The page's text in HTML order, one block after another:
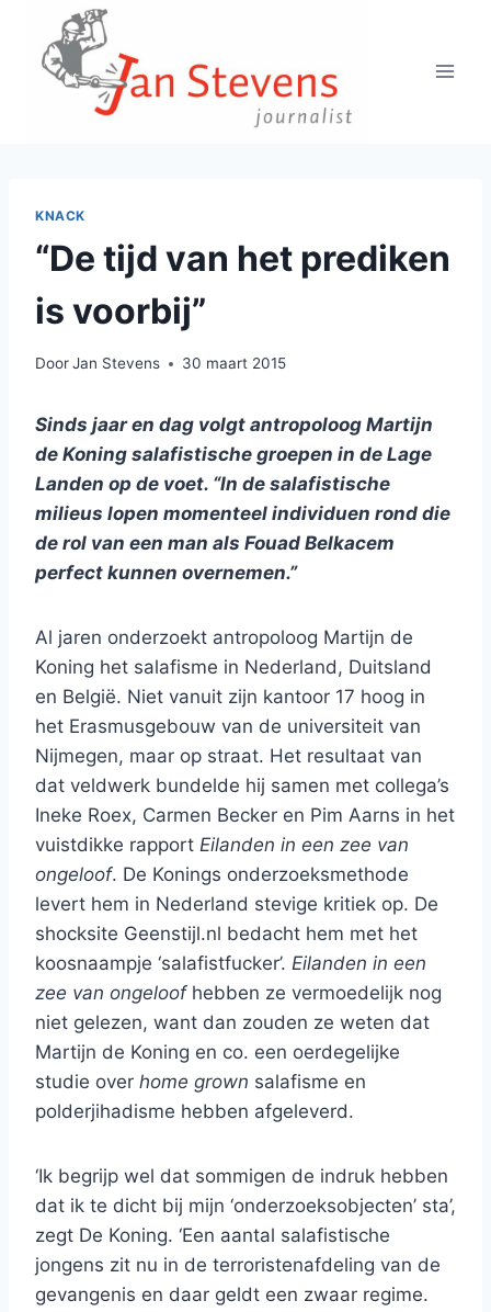
Doorgaan
inhoud
KNACK
“De tijd van het prediken
is voorbij”
DoorJan Stevens 30 maart 2015
Sinds jaar en dag volgt antropoloog Martijn
de Koning salafistische groepen in de Lage
Landen op de voet. “In de salafistische
milieus lopen momenteel individuen rond die
de rol van een man als Fouad Belkacem
perfect kunnen overnemen.”
Al jaren onderzoekt antropoloog Martijn de
Koning het salafisme in Nederland, Duitsland
en België. Niet vanuit zijn kantoor 17 hoog in
het Erasmusgebouw van de universiteit van
Nijmegen, maar op straat. Het resultaat van
dat veldwerk bundelde hij samen met collega’s
Ineke Roex, Carmen Becker en Pim Aarns in het
vuistdikke rapport Eilanden in een zee van
ongeloof. De Konings onderzoeksmethode
levert hem in Nederland stevige kritiek op. De
shocksite Geenstijl.nl bedacht hem met het
koosnaampje ‘salafistfucker’. Eilanden in een
zee van ongeloofhebben ze vermoedelijk nog
niet gelezen, want dan zouden ze weten dat
Martijn de Koning en co. een oerdegelijke
studie over home grown salafisme en
polderjihadisme hebben afgeleverd.
‘Ik begrijp wel dat sommigen de indruk hebben
dat ik te dicht bij mijn ‘onderzoeksobjecten’ sta’,
zegt De Koning. ‘Een aantal salafistische
jongens zit nu in de terroristenafdeling van de
gevangenis en daar geldt een zwaar regime.